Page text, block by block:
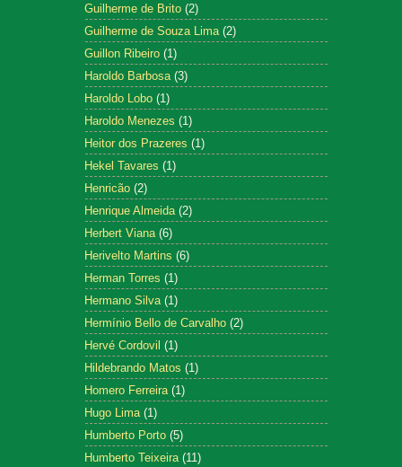
Guilherme de Brito (2)
Guilherme de Souza Lima (2)
Guillon Ribeiro (1)
Haroldo Barbosa (3)
Haroldo Lobo (1)
Haroldo Menezes (1)
Heitor dos Prazeres (1)
Hekel Tavares (1)
Henricão (2)
Henrique Almeida (2)
Herbert Viana (6)
Herivelto Martins (6)
Herman Torres (1)
Hermano Silva (1)
Hermínio Bello de Carvalho (2)
Hervé Cordovil (1)
Hildebrando Matos (1)
Homero Ferreira (1)
Hugo Lima (1)
Humberto Porto (5)
Humberto Teixeira (11)